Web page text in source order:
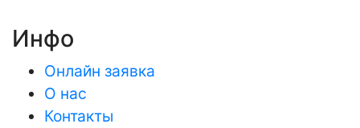
Инфо
Онлайн заявка
О нас
Контакты